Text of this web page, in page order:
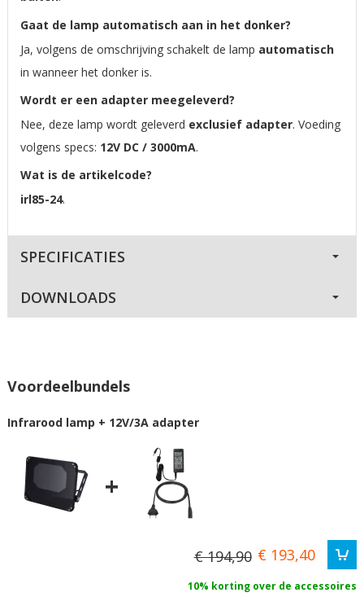
Gaat de lamp automatisch aan in het donker?
Ja, volgens de omschrijving schakelt de lamp automatisch
in wanneer het donker is.
Wordt er een adapter meegeleverd?
Nee, deze lamp wordt geleverd exclusief adapter. Voeding
volgens specs: 12V DC / 3000mA.
Wat is de artikelcode?
irl85-24.
SPECIFICATIES
DOWNLOADS
Voordeelbundels
Infrarood lamp + 12V/3A adapter
+
€ 194,90 € 193,40
10% korting over de accessoires